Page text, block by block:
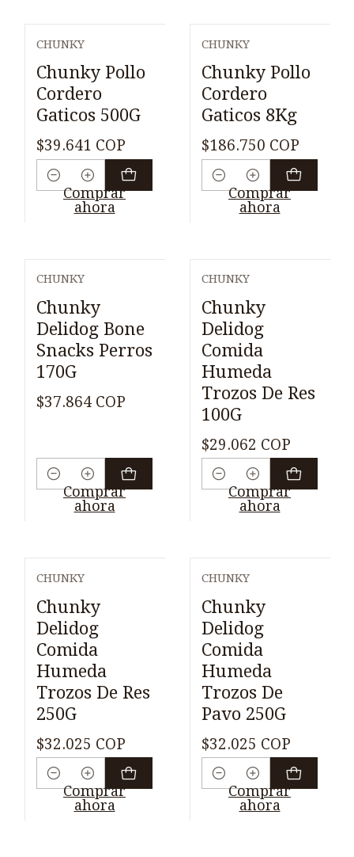
CHUNKY
Chunky Pollo
Cordero
Gaticos 500G
$39.641 COP
Cantidad
Comprar
ahora
CHUNKY
Chunky Pollo
Cordero
Gaticos 8Kg
$186.750 COP
Cantidad
Comprar
ahora
CHUNKY
Chunky
Delidog Bone
Snacks Perros
170G
$37.864 COP
Cantidad
Comprar
ahora
CHUNKY
Chunky
Delidog
Comida
Humeda
Trozos De Res
100G
$29.062 COP
Cantidad
Comprar
ahora
CHUNKY
Chunky
Delidog
Comida
Humeda
Trozos De Res
250G
$32.025 COP
Cantidad
Comprar
ahora
CHUNKY
Chunky
Delidog
Comida
Humeda
Trozos De
Pavo 250G
$32.025 COP
Cantidad
Comprar
ahora